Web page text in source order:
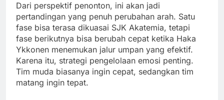
Dari perspektif penonton, ini akan jadi
pertandingan yang penuh perubahan arah. Satu
fase bisa terasa dikuasai SJK Akatemia, tetapi
fase berikutnya bisa berubah cepat ketika Haka
Ykkonen menemukan jalur umpan yang efektif.
Karena itu, strategi pengelolaan emosi penting.
Tim muda biasanya ingin cepat, sedangkan tim
matang ingin tepat.